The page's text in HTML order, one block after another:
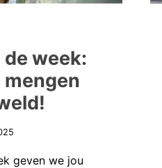
week:
geven we jou